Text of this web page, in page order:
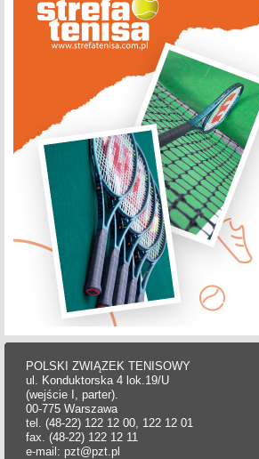
POLSKI ZWIĄZEK TENISOWY
ul. Konduktorska 4 lok.19/U
(wejście I, parter).
00-775 Warszawa
tel. (48-22) 122 12 00, 122 12 01
fax. (48-22) 122 12 11
e-mail: pzt@pzt.pl